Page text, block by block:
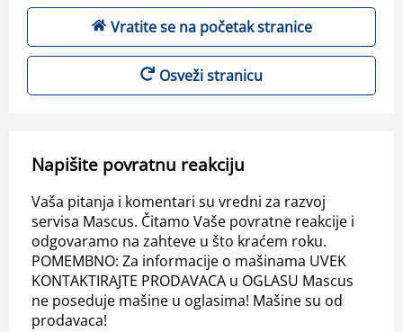
Vratite se na početak stranice
Osveži stranicu
Napišite povratnu reakciju
Vaša pitanja i komentari su vredni za razvoj
servisa Mascus. Čitamo Vaše povratne reakcije i
odgovaramo na zahteve u što kraćem roku.
POMEMBNO: Za informacije o mašinama UVEK
KONTAKTIRAJTE PRODAVACA u OGLASU Mascus
ne poseduje mašine u oglasima! Mašine su od
prodavaca!